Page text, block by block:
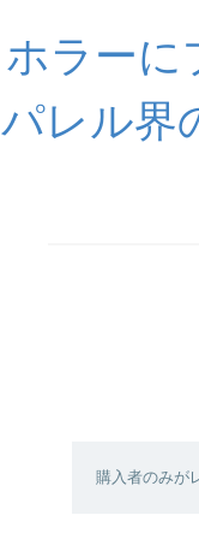
ホラーに
パレル界
購入者のみが